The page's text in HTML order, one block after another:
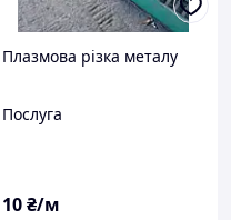
Плазмова різка металу
Послуга
10₴/м